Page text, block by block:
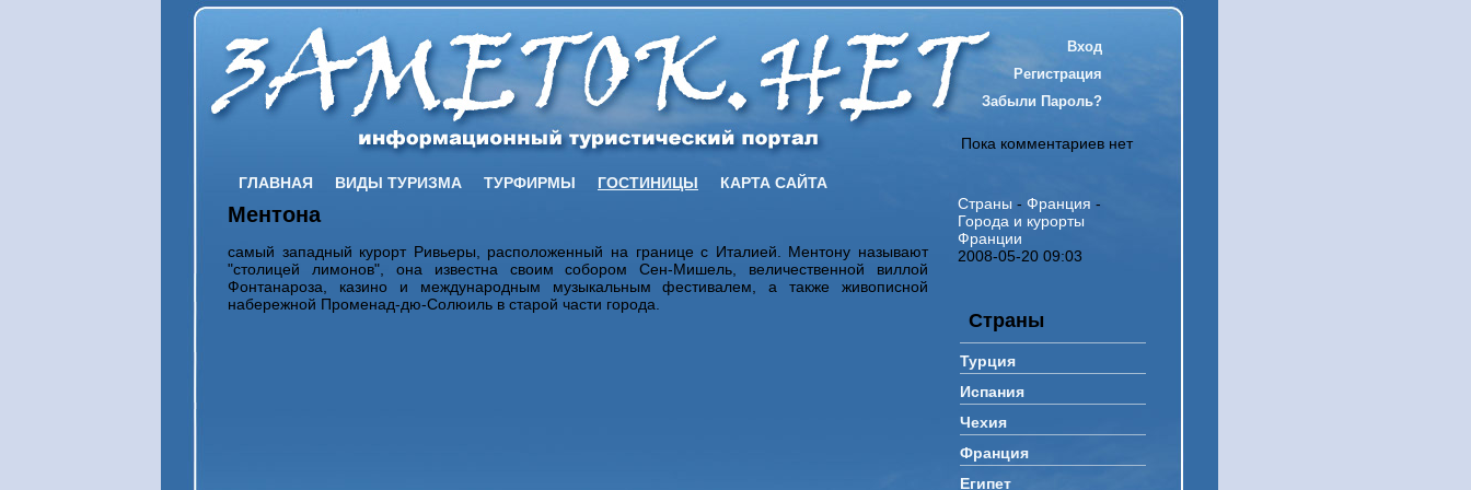
Вход
Регистрация
Забыли Пароль?
ГЛАВНАЯ ВИДЫ ТУРИЗМА ТУРФИРМЫ ГОСТИНИЦЫ КАРТА САЙТА
Ментона
самый западный курорт Ривьеры, расположенный на границе с Италией. Ментону называют
"столицей лимонов", она известна своим собором Сен-Мишель, величественной виллой
Фонтанароза, казино и международным музыкальным фестивалем, а также живописной
набережной Променад-дю-Солюиль в старой части города.
Пока комментариев нет
Страны - Франция -
Города и курорты
Франции
2008-05-20 09:03
Страны
Турция
Испания
Чехия
Франция
Египет